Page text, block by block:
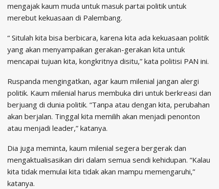
mengajak kaum muda untuk masuk partai politik untuk
merebut kekuasaan di Palembang.
“ Situlah kita bisa berbicara, karena kita ada kekuasaan politik
yang akan menyampaikan gerakan-gerakan kita untuk
mencapai tujuan kita, kongkritnya disitu,” kata politisi PAN ini.
Ruspanda mengingatkan, agar kaum milenial jangan alergi
politik. Kaum milenial harus membuka diri untuk berkreasi dan
berjuang di dunia politik. “Tanpa atau dengan kita, perubahan
akan berjalan. Tinggal kita memilih akan menjadi penonton
atau menjadi leader,” katanya.
Dia juga meminta, kaum milenial segera bergerak dan
mengaktualisasikan diri dalam semua sendi kehidupan. “Kalau
kita tidak memulai kita tidak akan mampu memengaruhi,”
katanya.